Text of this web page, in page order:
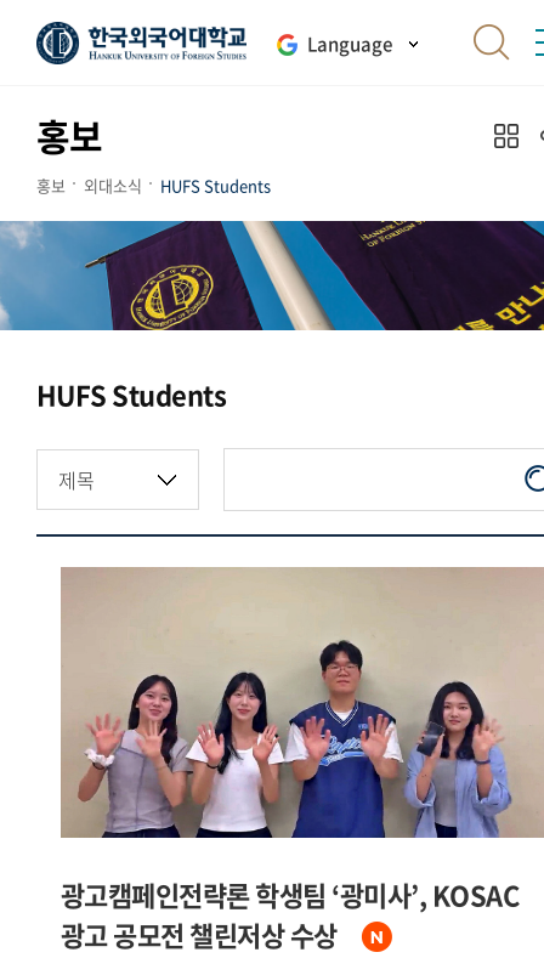
Language
홍보
홍보 외대소식 HUFS Students
HUFS Students
광고캠페인전략론 학생팀 ‘광미사’, KOSAC
광고 공모전 챌린저상 수상